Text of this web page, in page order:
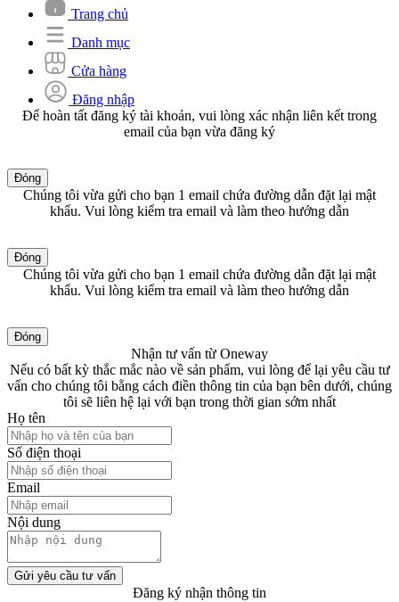
Trang chủ
Danh mục
Cửa hàng
Đăng nhập
Để hoàn tất đăng ký tài khoản, vui lòng xác nhận liên kết trong
email của bạn vừa đăng ký
Đóng
Chúng tôi vừa gửi cho bạn 1 email chứa đường dẫn đặt lại mật
khẩu. Vui lòng kiểm tra email và làm theo hướng dẫn
Đóng
Chúng tôi vừa gửi cho bạn 1 email chứa đường dẫn đặt lại mật
khẩu. Vui lòng kiểm tra email và làm theo hướng dẫn
Đóng
Nhận tư vấn từ Oneway
Nếu có bất kỳ thắc mắc nào về sản phẩm, vui lòng để lại yêu cầu tư
vấn cho chúng tôi bằng cách điền thông tin của bạn bên dưới, chúng
tôi sẽ liên hệ lại với bạn trong thời gian sớm nhất
Họ tên
Số điện thoại
Email
Nội dung
Gửi yêu cầu tư vấn
Đăng ký nhận thông tin